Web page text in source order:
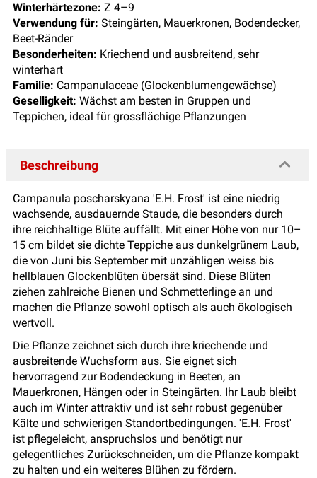
Winterhärtezone: Z 4–9
Verwendung für: Steingärten, Mauerkronen, Bodendecker,
Beet-Ränder
Besonderheiten: Kriechend und ausbreitend, sehr
winterhart
Familie: Campanulaceae (Glockenblumengewächse)
Geselligkeit: Wächst am besten in Gruppen und
Teppichen, ideal für grossflächige Pflanzungen
Beschreibung
Campanula poscharskyana 'E.H. Frost' ist eine niedrig
wachsende, ausdauernde Staude, die besonders durch
ihre reichhaltige Blüte auffällt. Mit einer Höhe von nur 10–
15 cm bildet sie dichte Teppiche aus dunkelgrünem Laub,
die von Juni bis September mit unzähligen weiss bis
hellblauen Glockenblüten übersät sind. Diese Blüten
ziehen zahlreiche Bienen und Schmetterlinge an und
machen die Pflanze sowohl optisch als auch ökologisch
wertvoll.
Die Pflanze zeichnet sich durch ihre kriechende und
ausbreitende Wuchsform aus. Sie eignet sich
hervorragend zur Bodendeckung in Beeten, an
Mauerkronen, Hängen oder in Steingärten. Ihr Laub bleibt
auch im Winter attraktiv und ist sehr robust gegenüber
Kälte und schwierigen Standortbedingungen. 'E.H. Frost'
ist pflegeleicht, anspruchslos und benötigt nur
gelegentliches Zurückschneiden, um die Pflanze kompakt
zu halten und ein weiteres Blühen zu fördern.